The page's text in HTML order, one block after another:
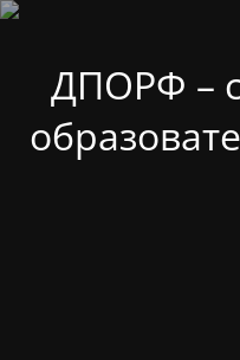
ДПОРФ –